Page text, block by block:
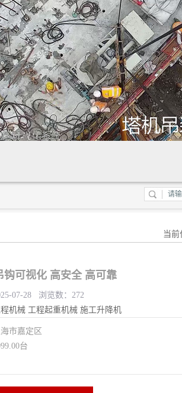
当前
钩可视化 高安全 高可靠
07-28 浏览数：272
机械 工程起重机械 施工升降机
市嘉定区
台